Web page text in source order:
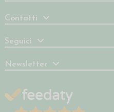
Contatti
Seguici
Newsletter